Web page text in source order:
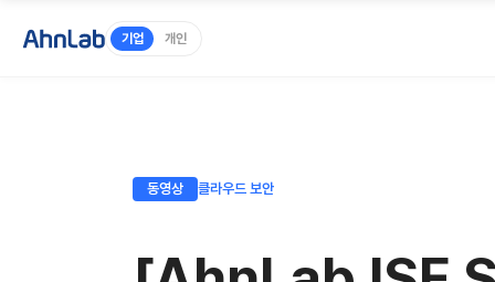
기업 개인
동영상 클라우드 보안